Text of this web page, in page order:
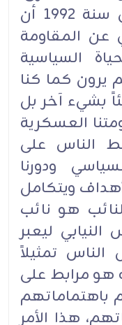
حتى أن البعض راهن في سنة 1992 أن
عن المقاومة
السياسية
يرون كما كنا
بشيء آخر بل
العسكرية
الناس على
ودورنا
ويتكامل
هو نائب
ليعبر
تمثيلاً
هو مرابط على
باهتماماتهم
هذا الأمر